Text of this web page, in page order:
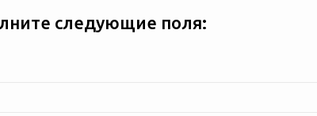
следующие поля: